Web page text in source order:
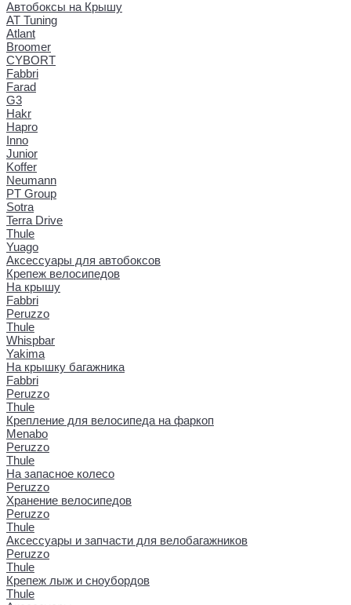
Автобоксы на Крышу
AT Tuning
Atlant
Broomer
CYBORT
Fabbri
Farad
G3
Hakr
Hapro
Inno
Junior
Koffer
Neumann
PT Group
Sotra
Terra Drive
Thule
Yuago
Аксессуары для автобоксов
Крепеж велосипедов
На крышу
Fabbri
Peruzzo
Thule
Whispbar
Yakima
На крышку багажника
Fabbri
Peruzzo
Thule
Крепление для велосипеда на фаркоп
Menabo
Peruzzo
Thule
На запасное колесо
Peruzzo
Хранение велосипедов
Peruzzo
Thule
Аксессуары и запчасти для велобагажников
Peruzzo
Thule
Крепеж лыж и сноубордов
Thule